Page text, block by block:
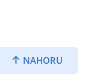
NAHORU